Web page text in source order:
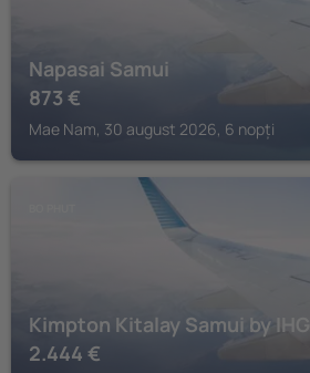
Napasai Samui
873 €
Mae Nam, 30 august 2026, 6 nopți
Kimpton Kitalay Samui by IHG
2.444 €